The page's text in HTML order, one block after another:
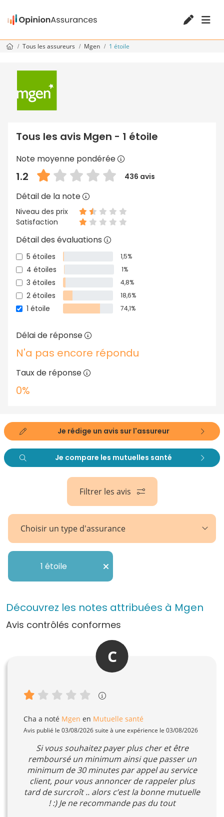
Tous les assureurs Mgen 1 étoile
Tous les avis Mgen - 1 étoile
Note moyenne pondérée
1.2 436 avis
Détail de la note
Niveau des prix
Satisfaction
Détail des évaluations
5 étoiles 1,5%
4 étoiles 1%
3 étoiles 4,8%
2 étoiles 18,6%
1 étoile 74,1%
Délai de réponse
N'a pas encore répondu
Taux de réponse
0%
Je rédige un avis sur l'assureur
Je compare les mutuelles santé
Filtrer les avis
Choisir un type d'assurance
1 étoile
Découvrez les notes attribuées à Mgen
Avis contrôlés conformes
C
Cha a noté Mgen en Mutuelle santé
Avis publié le 03/08/2026 suite à une expérience le 03/08/2026
Si vous souhaitez payer plus cher et être
remboursé un minimum ainsi que passer un
minimum de 30 minutes par appel au service
client, pour vous annoncer de rappeler plus
tard de surcroît .. alors c’est la bonne mutuelle
! :) Je ne recommande pas du tout